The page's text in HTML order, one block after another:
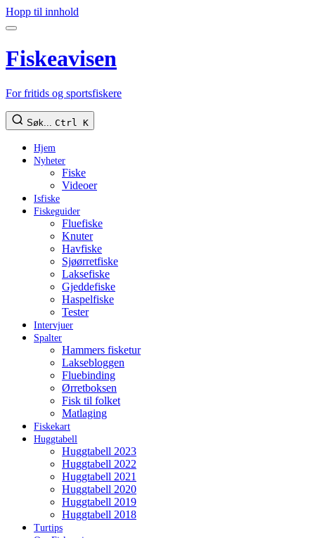
Hopp til innhold
Fiskeavisen
For fritids og sportsfiskere
Søk... Ctrl K
Hjem
Nyheter
Fiske
Videoer
Isfiske
Fiskeguider
Fluefiske
Knuter
Havfiske
Sjøørretfiske
Laksefiske
Gjeddefiske
Haspelfiske
Tester
Intervjuer
Spalter
Hammers fisketur
Laksebloggen
Fluebinding
Ørretboksen
Fisk til folket
Matlaging
Fiskekart
Huggtabell
Huggtabell 2023
Huggtabell 2022
Huggtabell 2021
Huggtabell 2020
Huggtabell 2019
Huggtabell 2018
Turtips